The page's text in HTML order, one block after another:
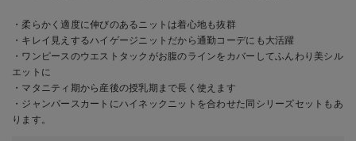
・柔らかく適度に伸びのあるニットは着心地も抜群
・キレイ見えするハイゲージニットだから通勤コーデにも大活躍
・ワンピースのウエストタックがお腹のラインをカバーしてふんわり美シル
エットに
・マタニティ期から産後の授乳期まで長く使えます
・ジャンパースカートにハイネックニットを合わせた同シリーズセットもあ
ります。